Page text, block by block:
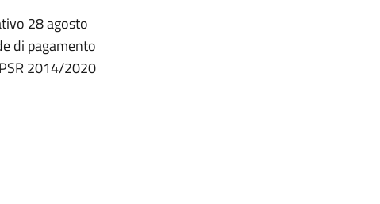
28 agosto
di pagamento
2014/2020